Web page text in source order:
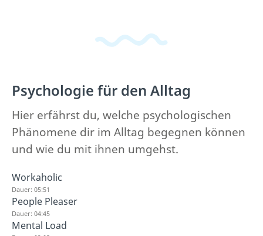
Psychologie für den Alltag
Hier erfährst du, welche psychologischen
Phänomene dir im Alltag begegnen können
und wie du mit ihnen umgehst.
Workaholic
Dauer: 05:51
People Pleaser
Dauer: 04:45
Mental Load